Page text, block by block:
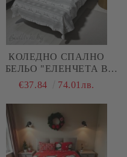
КОЛЕДНО СПАЛНО
БЕЛЬО "ЕЛЕНЧЕТА В
СИВО И БЯЛО", ЗА
НАТУРАЛЕН ПАМУК
(ПОПЛИН), 3 ЧАСТИ
€37.84 74.01лв.